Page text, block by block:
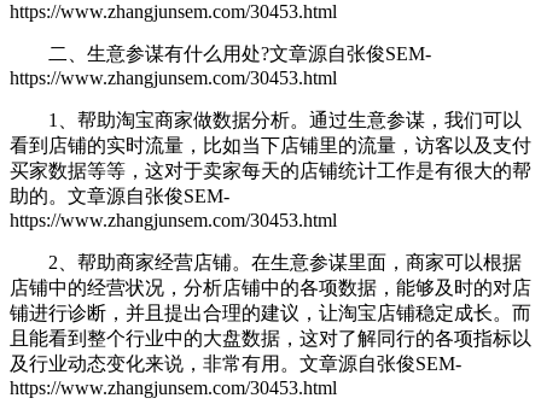
https://www.zhangjunsem.com/30453.html
二、生意参谋有什么用处?文章源自张俊SEM-
https://www.zhangjunsem.com/30453.html
1、帮助淘宝商家做数据分析。通过生意参谋，我们可以
看到店铺的实时流量，比如当下店铺里的流量，访客以及支付
买家数据等等，这对于卖家每天的店铺统计工作是有很大的帮
助的。 文章源自张俊SEM-
https://www.zhangjunsem.com/30453.html
2、帮助商家经营店铺。在生意参谋里面，商家可以根据
店铺中的经营状况，分析店铺中的各项数据，能够及时的对店
铺进行诊断，并且提出合理的建议，让淘宝店铺稳定成长。而
且能看到整个行业中的大盘数据，这对了解同行的各项指标以
及行业动态变化来说，非常有用。 文章源自张俊SEM-
https://www.zhangjunsem.com/30453.html